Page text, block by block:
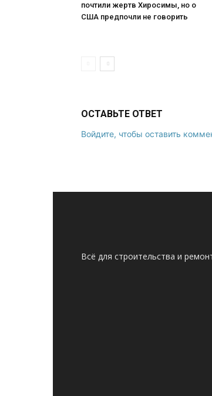
почтили жертв Хиросимы, но о
США предпочли не говорить
ОСТАВЬТЕ ОТВЕТ
Войдите, чтобы оставить
Всё для строительства и